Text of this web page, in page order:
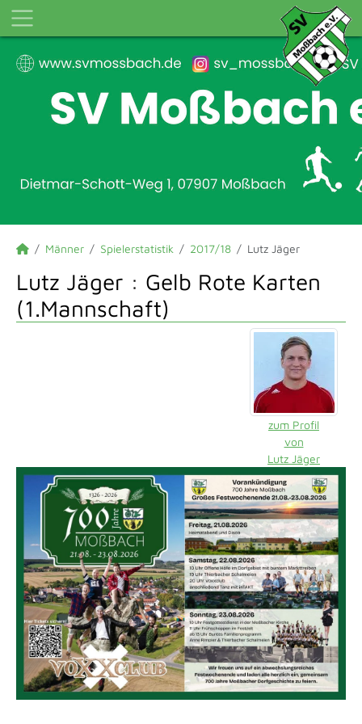
Männer Spielerstatistik 2017/18 Lutz Jäger
Lutz Jäger : Gelb Rote Karten
(1.Mannschaft)
zum Profil
von
Lutz Jäger